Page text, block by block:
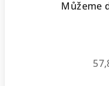
Můžeme